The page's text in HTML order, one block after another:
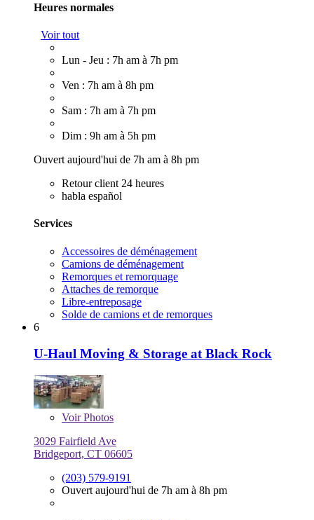
Heures normales
Voir tout
Lun - Jeu : 7h am à 7h pm
Ven : 7h am à 8h pm
Sam : 7h am à 7h pm
Dim : 9h am à 5h pm
Ouvert aujourd'hui de 7h am à 8h pm
Retour client 24 heures
habla español
Services
Accessoires de déménagement
Camions de déménagement
Remorques et remorquage
Attaches de remorque
Libre-entreposage
Solde de camions et de remorques
6
U-Haul Moving & Storage at Black Rock
VoirPhotos
3029 Fairfield Ave
Bridgeport, CT 06605
(203) 579-9191
Ouvert aujourd'hui de 7h am à 8h pm